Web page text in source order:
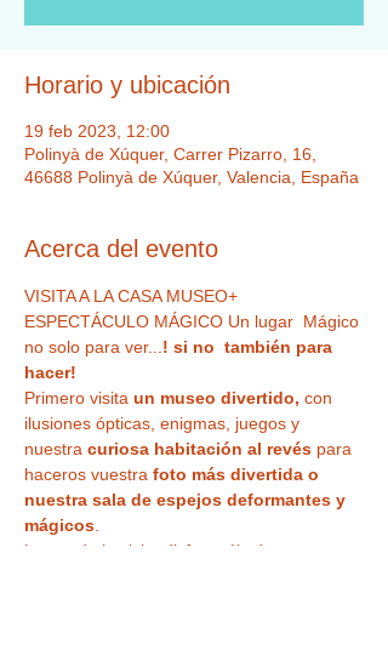
Horario y ubicación
19 feb 2023, 12:00
Polinyà de Xúquer, Carrer Pizarro, 16,
46688 Polinyà de Xúquer, Valencia, España
Acerca del evento
VISITA A LA CASA MUSEO+
ESPECTÁCULO MÁGICO Un lugar  Mágico
no solo para ver... ! si no  también para
hacer!
Primero visita un museo divertido, con
ilusiones ópticas, enigmas, juegos y
nuestra curiosa habitación al revés para
haceros vuestra foto más divertida o
nuestra sala de espejos deformantes y
mágicos
Luego de la visita disfrutaréis de un